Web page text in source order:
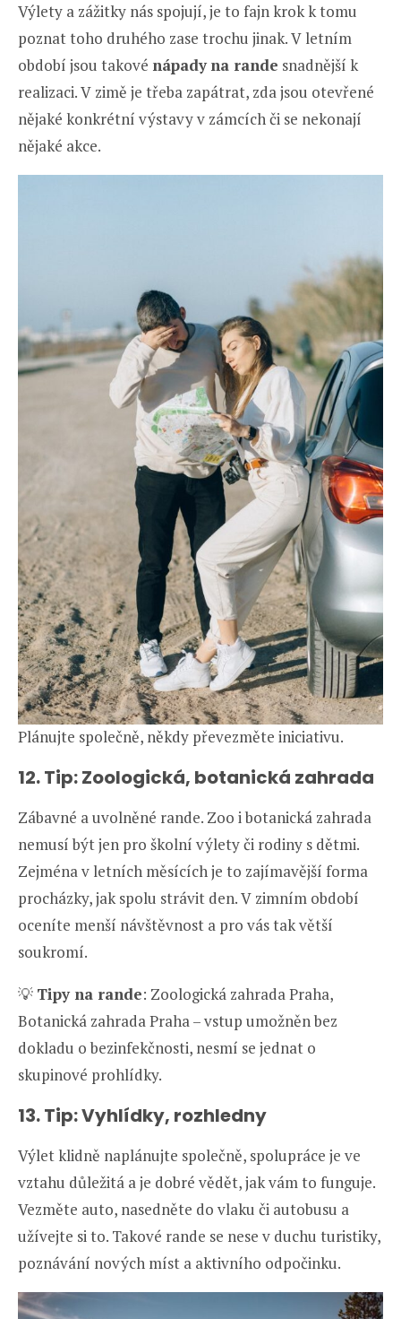
Výlety a zážitky nás spojují, je to fajn krok k tomu
poznat toho druhého zase trochu jinak. V letním
období jsou takové nápady na rande snadnější k
realizaci. V zimě je třeba zapátrat, zda jsou otevřené
nějaké konkrétní výstavy v zámcích či se nekonají
nějaké akce.
Plánujte společně, někdy převezměte iniciativu.
12. Tip: Zoologická, botanická zahrada
Zábavné a uvolněné rande. Zoo i botanická zahrada
nemusí být jen pro školní výlety či rodiny s dětmi.
Zejména v letních měsících je to zajímavější forma
procházky, jak spolu strávit den. V zimním období
oceníte menší návštěvnost a pro vás tak větší
soukromí.
💡 Tipy na rande: Zoologická zahrada Praha,
Botanická zahrada Praha – vstup umožněn bez
dokladu o bezinfekčnosti, nesmí se jednat o
skupinové prohlídky.
13. Tip: Vyhlídky, rozhledny
Výlet klidně naplánujte společně, spolupráce je ve
vztahu důležitá a je dobré vědět, jak vám to funguje.
Vezměte auto, nasedněte do vlaku či autobusu a
užívejte si to. Takové rande se nese v duchu turistiky,
poznávání nových míst a aktivního odpočinku.